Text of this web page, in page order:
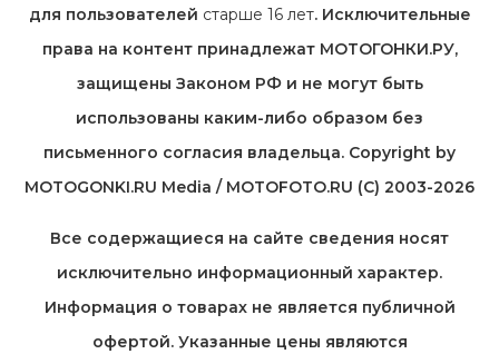
для пользователей старше 16 лет. Исключительные
права на контент принадлежат МОТОГОНКИ.РУ,
защищены Законом РФ и не могут быть
использованы каким-либо образом без
письменного согласия владельца. Copyright by
MOTOGONKI.RU Media / MOTOFOTO.RU (C) 2003-2026
Все содержащиеся на cайте сведения носят
исключительно информационный характер.
Информация о товарах не является публичной
офертой. Указанные цены являются